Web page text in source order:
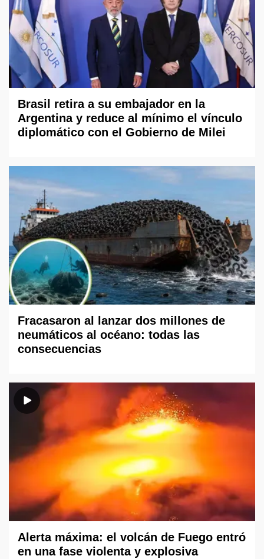
Brasil retira a su embajador en la
Argentina y reduce al mínimo el vínculo
diplomático con el Gobierno de Milei
Fracasaron al lanzar dos millones de
neumáticos al océano: todas las
consecuencias
Alerta máxima: el volcán de Fuego entró
en una fase violenta y explosiva